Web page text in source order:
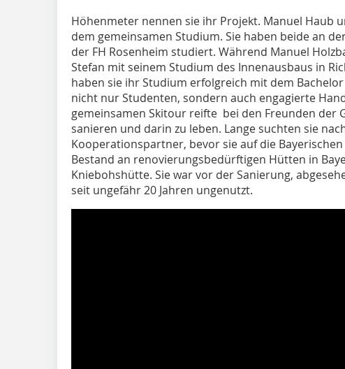
Höhenmeter nennen sie ihr Projekt. Manuel Haub
dem gemeinsamen Studium. Sie haben beide an
der FH Rosenheim studiert. Während Manuel
Stefan mit seinem Studium des Innenausbaus in
haben sie ihr Studium erfolgreich mit dem
nicht nur Studenten, sondern auch engagierte
gemeinsamen Skitour reifte bei den Freunden der
sanieren und darin zu leben. Lange suchten sie
Kooperationspartner, bevor sie auf die
Bestand an renovierungsbedürftigen Hütten in
Kniebohshütte. Sie war vor der Sanierung,
seit ungefähr 20 Jahren ungenutzt.